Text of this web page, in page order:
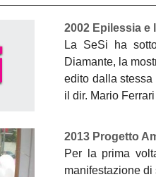
2002 Epilessia e
La SeSi ha
Diamante, la
edito dalla
il dir. Mario
2013 Progetto
Per la prima
manifestazione di